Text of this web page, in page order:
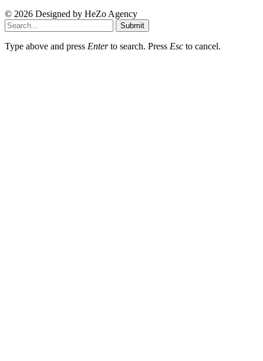
© 2026 Designed by HeZo Agency
Submit
Type above and press Enterto search. Press Esc to cancel.